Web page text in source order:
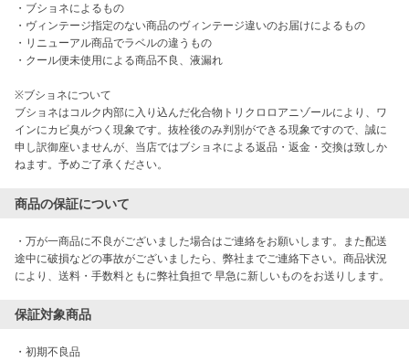
・ブショネによるもの
・ヴィンテージ指定のない商品のヴィンテージ違いのお届けによるもの
・リニューアル商品でラベルの違うもの
・クール便未使用による商品不良、液漏れ
※ブショネについて
ブショネはコルク内部に入り込んだ化合物トリクロロアニゾールにより、ワ
インにカビ臭がつく現象です。抜栓後のみ判別ができる現象ですので、誠に
申し訳御座いませんが、当店ではブショネによる返品・返金・交換は致しか
商品の保証について
・万が一商品に不良がございました場合はご連絡をお願いします。また配送
途中に破損などの事故がございましたら、弊社までご連絡下さい。商品状況
により、送料・手数料ともに弊社負担で 早急に新しいものをお送りします。
保証対象商品
・初期不良品